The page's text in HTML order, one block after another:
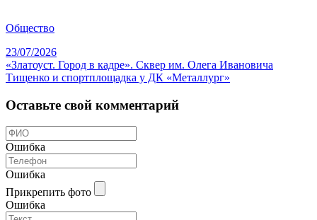
Общество
23/07/2026
«Златоуст. Город в кадре». Сквер им. Олега Ивановича
Тищенко и спортплощадка у ДК «Металлург»
Оставьте свой комментарий
Ошибка
Ошибка
Прикрепить фото
Ошибка